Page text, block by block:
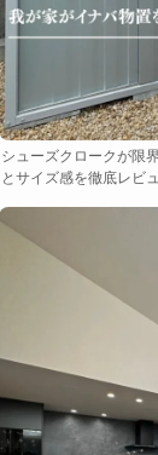
シューズクロークが限
とサイズ感を徹底レビ